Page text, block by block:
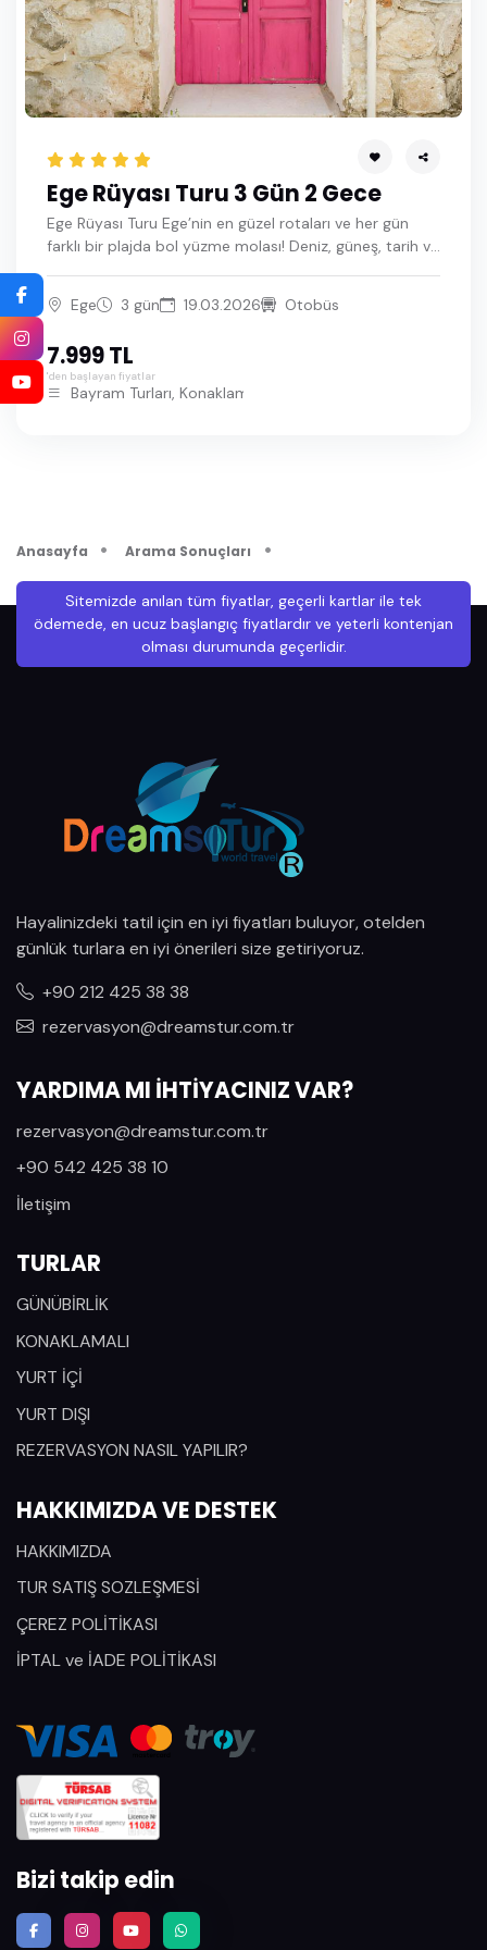
Mayıs 2028
Haziran 2028
Temmuz 2028
Ege Rüyası Turu 3 Gün 2 Gece
Ege Rüyası Turu Ege’nin en güzel rotaları ve her gün
farklı bir plajda bol yüzme molası! Deniz, güneş, tarih ve
Ege
3 gün 19.03.2026 Otobüs
7.999 TL
'den başlayan fiyatlar
Bayram Turları, Konaklamalı Turlar, Ege Turu, İstanbul
Anasayfa Arama Sonuçları
Sitemizde anılan tüm fiyatlar, geçerli kartlar ile tek
ödemede, en ucuz başlangıç fiyatlardır ve yeterli kontenjan
olması durumunda geçerlidir.
Hayalinizdeki tatil için en iyi fiyatları buluyor, otelden
günlük turlara en iyi önerileri size getiriyoruz.
+90 212 425 38 38
rezervasyon@dreamstur.com.tr
YARDIMA MI İHTİYACINIZ VAR?
rezervasyon@dreamstur.com.tr
+90 542 425 38 10
İletişim
TURLAR
GÜNÜBİRLİK
KONAKLAMALI
YURT İÇİ
YURT DIŞI
REZERVASYON NASIL YAPILIR?
HAKKIMIZDA VE DESTEK
HAKKIMIZDA
TUR SATIŞ SOZLEŞMESİ
ÇEREZ POLİTİKASI
İPTAL ve İADE POLİTİKASI
Bizi takip edin